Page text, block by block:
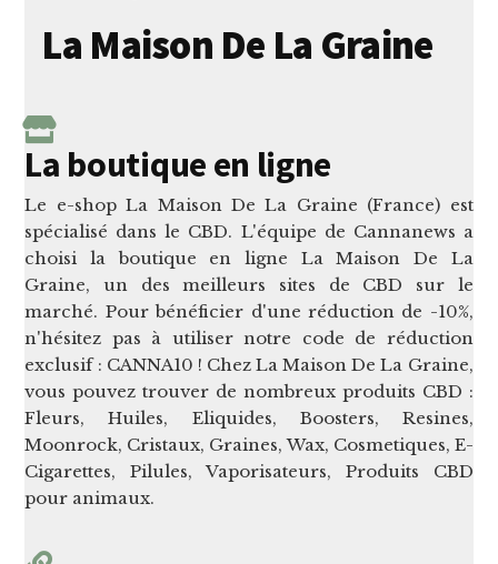
La Maison De La Graine
La boutique en ligne
Le e-shop La Maison De La Graine (France) est
spécialisé dans le CBD. L'équipe de Cannanews a
choisi la boutique en ligne La Maison De La
Graine, un des meilleurs sites de CBD sur le
marché. Pour bénéficier d'une réduction de -10%,
n'hésitez pas à utiliser notre code de réduction
exclusif : CANNA10 ! Chez La Maison De La Graine,
vous pouvez trouver de nombreux produits CBD :
Fleurs, Huiles, Eliquides, Boosters, Resines,
Moonrock, Cristaux, Graines, Wax, Cosmetiques, E-
Cigarettes, Pilules, Vaporisateurs, Produits CBD
pour animaux.